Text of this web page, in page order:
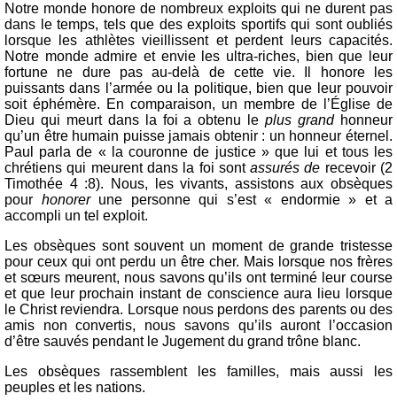
Notre monde honore de nombreux exploits qui ne durent pas
dans le temps, tels que des exploits sportifs qui sont oubliés
lorsque les athlètes vieillissent et perdent leurs capacités.
Notre monde admire et envie les ultra-riches, bien que leur
fortune ne dure pas au-delà de cette vie. Il honore les
puissants dans l’armée ou la politique, bien que leur pouvoir
soit éphémère. En comparaison, un membre de l’Église de
Dieu qui meurt dans la foi a obtenu leplus grandhonneur
qu’un être humain puisse jamais obtenir : un honneur éternel.
Paul parla de « la couronne de justice » que lui et tous les
chrétiens qui meurent dans la foi sontassurés de recevoir (2
Timothée 4 :8). Nous, les vivants, assistons aux obsèques
pour honorerune personne qui s’est « endormie » et a
accompli un tel exploit.
Les obsèques sont souvent un moment de grande tristesse
pour ceux qui ont perdu un être cher. Mais lorsque nos frères
et sœurs meurent, nous savons qu’ils ont terminé leur course
et que leur prochain instant de conscience aura lieu lorsque
le Christ reviendra. Lorsque nous perdons des parents ou des
amis non convertis, nous savons qu’ils auront l’occasion
d’être sauvés pendant le Jugement du grand trône blanc.
Les obsèques rassemblent les familles, mais aussi les
peuples et les nations.